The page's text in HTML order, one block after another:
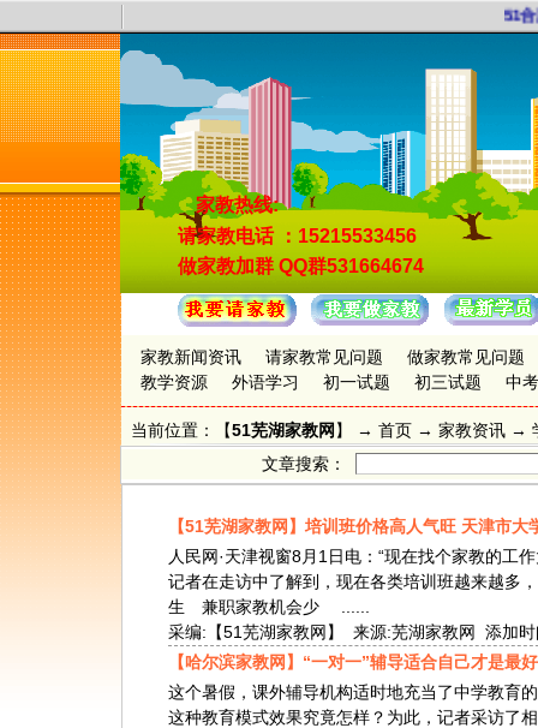
51合
家教热线:
请家教电话 ：15215533456
做家教加群 QQ群531664674
家教新闻资讯 请家教常见问题
做家教常见问题
教学资源
外语学习 初一试题 初三试题 中
当前位置：【51芜湖家教网 】 → 首页 → 家教资讯 →
文章搜索：
【51芜湖家教网】培训班价格高人气旺 天津市大
人民网·天津视窗8月1日电：“现在找个家教的工
记者在走访中了解到，现在各类培训班越来越
生 兼职家教机会少 ......
采编:【51芜湖家教网】 来源:芜湖家教网 添加
【哈尔滨家教网】“一对一”辅导适合自己才是最好
这个暑假，课外辅导机构适时地充当了中学教育
这种教育模式效果究竟怎样？为此，记者采访了